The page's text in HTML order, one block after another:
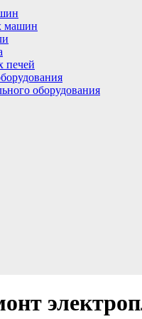
машин
печей
оборудования